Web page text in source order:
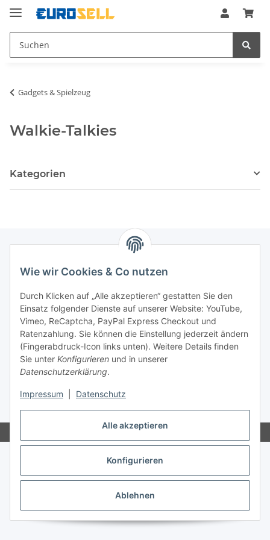
Alle akzeptieren
Konfigurieren
Ablehnen
Wie wir Cookies & Co nutzen
Durch Klicken auf „Alle akzeptieren“ gestatten Sie den
Einsatz folgender Dienste auf unserer Website: YouTube,
Vimeo, ReCaptcha, PayPal Express Checkout und
Ratenzahlung. Sie können die Einstellung jederzeit ändern
(Fingerabdruck-Icon links unten). Weitere Details finden
Sie unter Konfigurieren und in unserer
Datenschutzerklärung.
Impressum Datenschutz
Gadgets & Spielzeug
Walkie-Talkies
Kategorien
Gesetzliche Informationen
Informationen
Ratgeber